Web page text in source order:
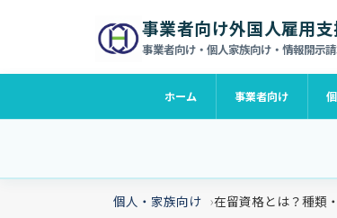
事業者向け外国人雇用
事業者向け・個人家族向け・情報開示
ホーム 事業者向け
個人・家族向け 在留資格とは？種類